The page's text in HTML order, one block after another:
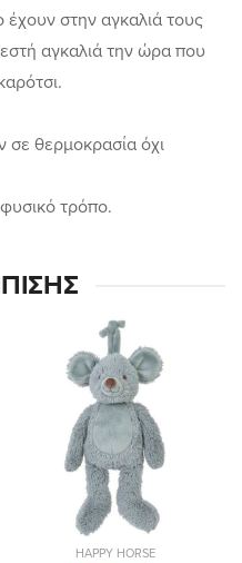
στην αγκαλιά τους
αγκαλιά την ώρα που
σε θερμοκρασία όχι
τρόπο.
HAPPY HORSE